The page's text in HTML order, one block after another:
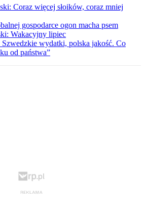
Coraz więcej słoików, coraz mniej
gospodarce ogon macha psem
Wakacyjny lipiec
wydatki, polska jakość. Co
od państwa”